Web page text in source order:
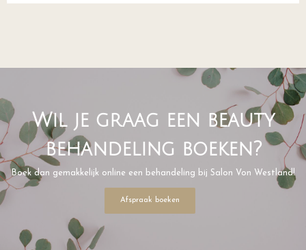
Wil je graag een beauty
behandeling boeken?
Boek dan gemakkelijk online een behandeling bij Salon Von Westland!
Afspraak boeken